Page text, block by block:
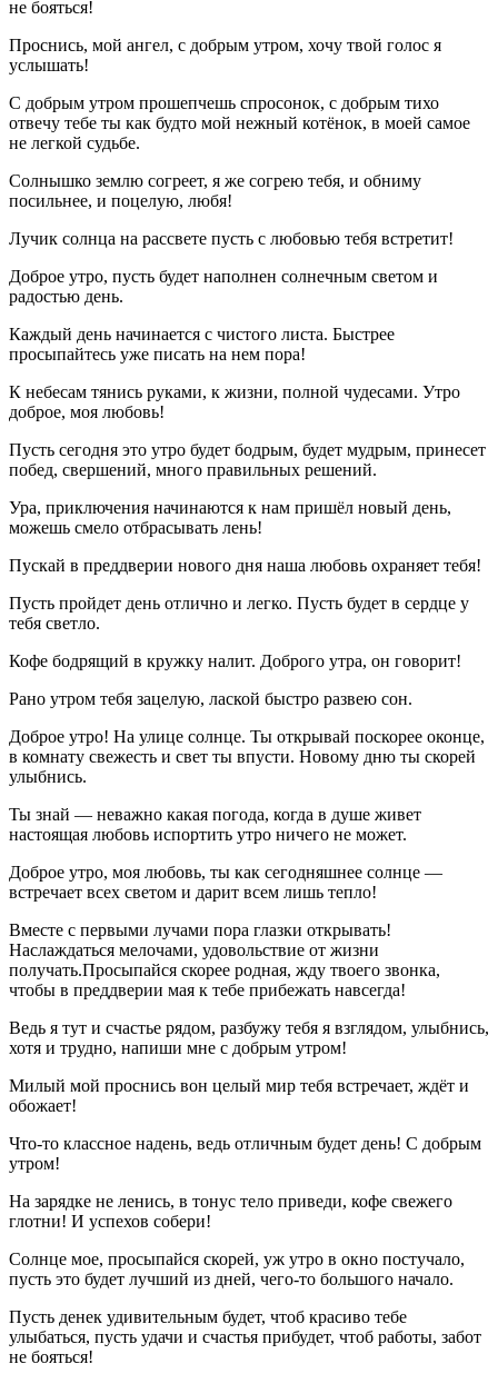
не бояться!
Проснись, мой ангел, с добрым утром, хочу твой голос я
услышать!
С добрым утром прошепчешь спросонок, с добрым тихо
отвечу тебе ты как будто мой нежный котёнок, в моей самое
не легкой судьбе.
Солнышко землю согреет, я же согрею тебя, и обниму
посильнее, и поцелую, любя!
Лучик солнца на рассвете пусть с любовью тебя встретит!
Доброе утро, пусть будет наполнен солнечным светом и
радостью день.
Каждый день начинается с чистого листа. Быстрее
просыпайтесь уже писать на нем пора!
К небесам тянись руками, к жизни, полной чудесами. Утро
доброе, моя любовь!
Пусть сегодня это утро будет бодрым, будет мудрым, принесет
побед, свершений, много правильных решений.
Ура, приключения начинаются к нам пришёл новый день,
можешь смело отбрасывать лень!
Пускай в преддверии нового дня наша любовь охраняет тебя!
Пусть пройдет день отлично и легко. Пусть будет в сердце у
тебя светло.
Кофе бодрящий в кружку налит. Доброго утра, он говорит!
Рано утром тебя зацелую, лаской быстро развею сон.
Доброе утро! На улице солнце. Ты открывай поскорее оконце,
в комнату свежесть и свет ты впусти. Новому дню ты скорей
улыбнись.
Ты знай — неважно какая погода, когда в душе живет
настоящая любовь испортить утро ничего не может.
Доброе утро, моя любовь, ты как сегодняшнее солнце —
встречает всех светом и дарит всем лишь тепло!
Вместе с первыми лучами пора глазки открывать!
Наслаждаться мелочами, удовольствие от жизни
получать.Просыпайся скорее родная, жду твоего звонка,
чтобы в преддверии мая к тебе прибежать навсегда!
Ведь я тут и счастье рядом, разбужу тебя я взглядом, улыбнись,
хотя и трудно, напиши мне с добрым утром!
Милый мой проснись вон целый мир тебя встречает, ждёт и
обожает!
Что-то классное надень, ведь отличным будет день! С добрым
утром!
На зарядке не ленись, в тонус тело приведи, кофе свежего
глотни! И успехов собери!
Солнце мое, просыпайся скорей, уж утро в окно постучало,
пусть это будет лучший из дней, чего-то большого начало.
Пусть денек удивительным будет, чтоб красиво тебе
улыбаться, пусть удачи и счастья прибудет, чтоб работы, забот
не бояться!